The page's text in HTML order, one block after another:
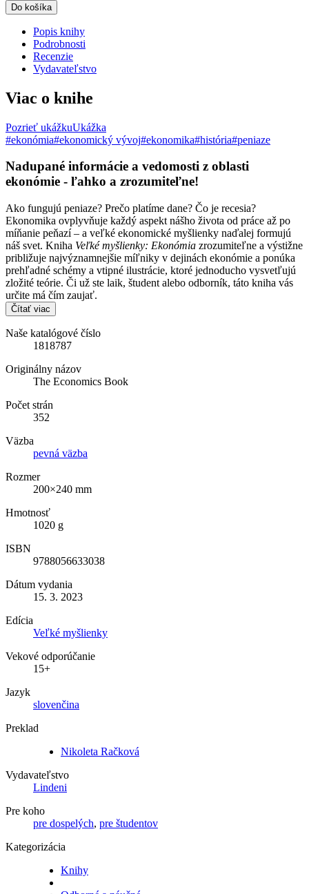
Do košíka
Popis knihy
Podrobnosti
Recenzie
Vydavateľstvo
Viac o knihe
Pozrieť ukážkuUkážka
#ekonómia#ekonomický vývoj#ekonomika#história#peniaze
Nadupané informácie a vedomosti z oblasti
ekonómie - ľahko a zrozumiteľne!
Ako fungujú peniaze? Prečo platíme dane? Čo je recesia?
Ekonomika ovplyvňuje každý aspekt nášho života od práce až po
míňanie peňazí – a veľké ekonomické myšlienky naďalej formujú
náš svet. Kniha Veľké myšlienky: Ekonómia zrozumiteľne a výstižne
približuje najvýznamnejšie míľniky v dejinách ekonómie a ponúka
prehľadné schémy a vtipné ilustrácie, ktoré jednoducho vysvetľujú
zložité teórie. Či už ste laik, študent alebo odborník, táto kniha vás
určite má čím zaujať.
Čítať viac
Naše katalógové číslo
1818787
Originálny názov
The Economics Book
Počet strán
352
Väzba
pevná väzba
Rozmer
200×240 mm
Hmotnosť
1020 g
ISBN
9788056633038
Dátum vydania
15. 3. 2023
Edícia
Veľké myšlienky
Vekové odporúčanie
15+
Jazyk
slovenčina
Preklad
Nikoleta Račková
Vydavateľstvo
Lindeni
Pre koho
pre dospelých, pre študentov
Kategorizácia
Knihy